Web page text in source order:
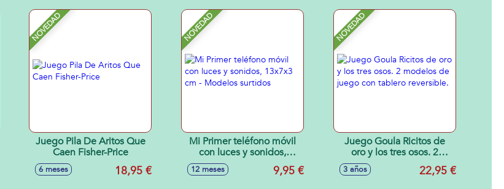
NOVEDAD
Juego Pila De Aritos Que
Caen Fisher-Price
6 meses 18,95 €
NOVEDAD
Mi Primer teléfono móvil
con luces y sonidos,
13x7x3 cm - Modelos
surtidos
12 meses 9,95 €
NOVEDAD
Juego Goula Ricitos de
oro y los tres osos. 2
modelos de juego con
tablero reversible.
3 años 22,95 €